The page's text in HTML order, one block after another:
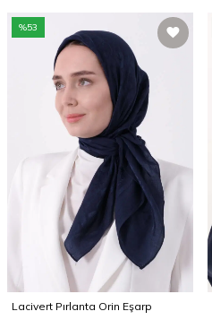
%53
Lacivert Pırlanta Orin Eşarp